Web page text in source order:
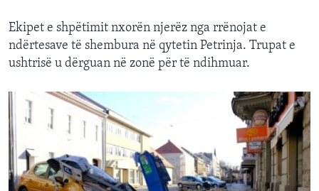
Ekipet e shpëtimit nxorën njerëz nga rrënojat e
ndërtesave të shembura në qytetin Petrinja. Trupat e
ushtrisë u dërguan në zonë për të ndihmuar.